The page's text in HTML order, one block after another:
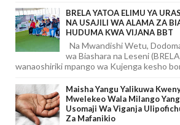
BRELA YATOA ELIMU YA
NA USAJILI WA ALAMA ZA
HUDUMA KWA VIJANA BBT
Na Mwandishi Wetu,
wa Biashara na Leseni
wanaoshiriki mpango wa Kujenga kesho
Maisha Yangu Yalikuwa
Mwelekeo Wala Milango
Usomaji Wa Viganja
Za Mafanikio